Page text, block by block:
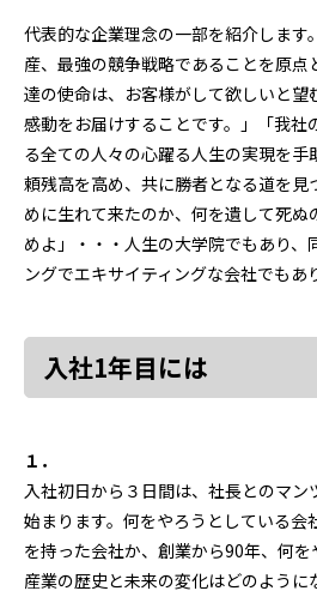
代表的な企業理念の一部を紹介します
産、最強の競争戦略であることを原点
達の使命は、お客様がして欲しいと望
感動をお届けすることです。」「我社
る全ての人々の心躍る人生の実現を手
頼残高を高め、共に勝者となる道を見
めに生れて来たのか、何を遺して死
めよ」・・・人生の大学院でもあり、
ングでエキサイティングな会社でもあ
入社1年目には
１．
入社初日から３日間は、社長とのマン
始まります。何をやろうとしている会
を持った会社か、創業から90年、何
産業の歴史と未来の変化はどのよう